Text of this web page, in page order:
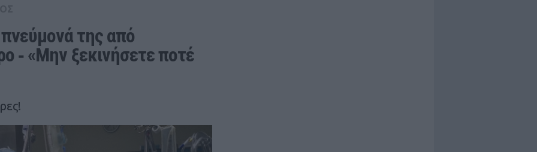
της από
‑ «Μην ξεκινήσετε ποτέ